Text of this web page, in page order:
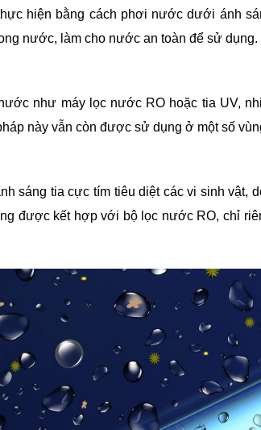
hiện bằng cách phơi nước dưới ánh
nước, làm cho nước an toàn để sử dụng.
như máy lọc nước RO hoặc tia UV,
này vẫn còn được sử dụng ở một số
sáng tia cực tím tiêu diệt các vi sinh vật,
được kết hợp với bộ lọc nước RO, chỉ